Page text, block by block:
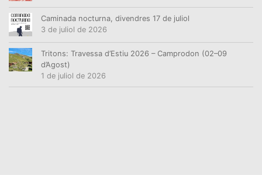
Caminada nocturna, divendres 17 de juliol
3 de juliol de 2026
Tritons: Travessa d’Estiu 2026 – Camprodon (02–09
d’Agost)
1 de juliol de 2026